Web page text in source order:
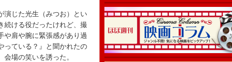
演じた光生（みつお）とい
続ける役だったけれど、撮
や肩や腕に緊張感があり過
っている？』と聞かれたの
場の笑いを誘った。